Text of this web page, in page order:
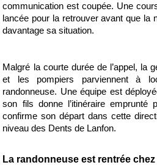
communication est coupée. Une
lancée pour la retrouver avant que la
davantage sa situation.
Malgré la courte durée de l’appel, la
et les pompiers parviennent à
randonneuse. Une équipe est
son fils donne l’itinéraire
confirme son départ dans cette
niveau des Dents de Lanfon.
La randonneuse est rentrée chez